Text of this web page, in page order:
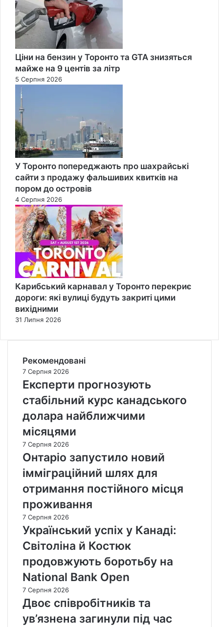
Ціни на бензин у Торонто та GTA знизяться
майже на 9 центів за літр
5 Серпня 2026
У Торонто попереджають про шахрайські
сайти з продажу фальшивих квитків на
пором до островів
4 Серпня 2026
Карибський карнавал у Торонто перекриє
дороги: які вулиці будуть закриті цими
вихідними
31 Липня 2026
Рекомендовані
7 Серпня 2026
Експерти прогнозують
стабільний курс канадського
долара найближчими
місяцями
7 Серпня 2026
Онтаріо запустило новий
імміграційний шлях для
отримання постійного місця
проживання
7 Серпня 2026
Український успіх у Канаді:
Світоліна й Костюк
продовжують боротьбу на
National Bank Open
7 Серпня 2026
Двоє співробітників та
ув’язнена загинули під час